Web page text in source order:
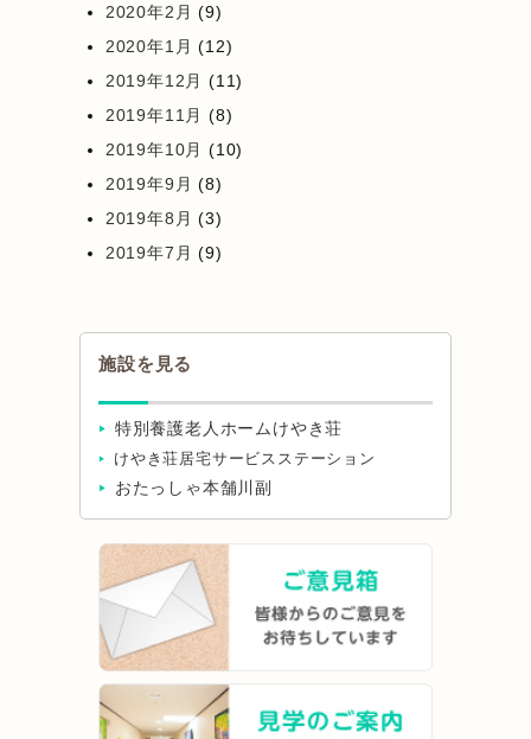
2020年2月 (9)
2020年1月 (12)
2019年12月 (11)
2019年11月 (8)
2019年10月 (10)
2019年9月 (8)
2019年8月 (3)
2019年7月 (9)
施設を見る
特別養護老人ホームけやき荘
けやき荘居宅サービスステーション
おたっしゃ本舗川副